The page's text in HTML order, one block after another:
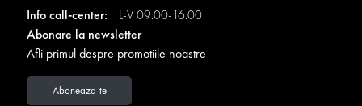
Info call-center:
L-V 09:00-16:00
Abonare la newsletter
Afli primul despre promotiile noastre
Aboneaza-te